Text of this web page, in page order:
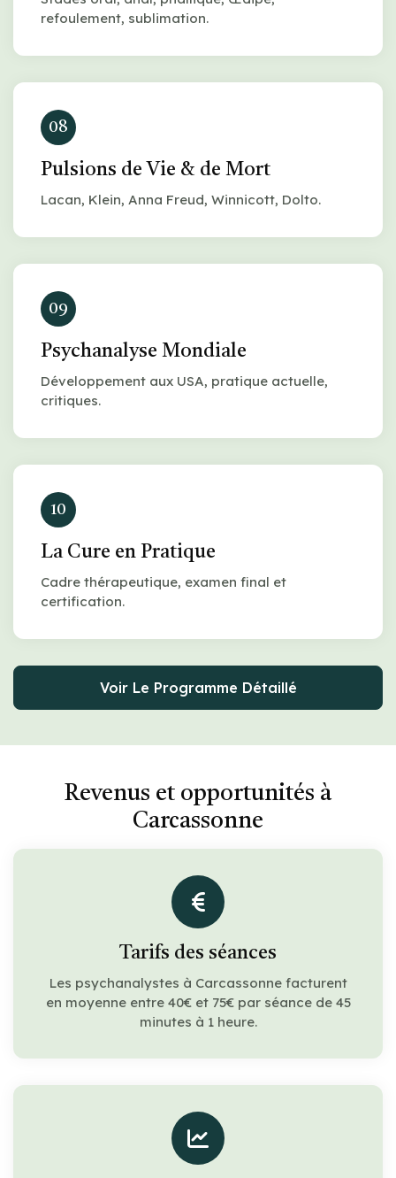
refoulement, sublimation.
08
Pulsions de Vie & de Mort
Lacan, Klein, Anna Freud, Winnicott, Dolto.
09
Psychanalyse Mondiale
Développement aux USA, pratique actuelle,
critiques.
10
La Cure en Pratique
Cadre thérapeutique, examen final et
certification.
Voir Le Programme Détaillé
Revenus et opportunités à
Carcassonne
Tarifs des séances
Les psychanalystes à Carcassonne facturent
en moyenne entre 40€ et 75€ par séance de 45
minutes à 1 heure.